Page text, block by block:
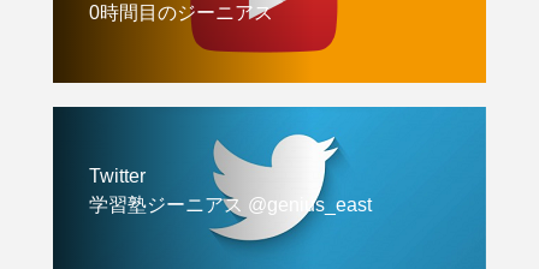
0時間目のジーニアス
Twitter
学習塾ジーニアス @genius_east